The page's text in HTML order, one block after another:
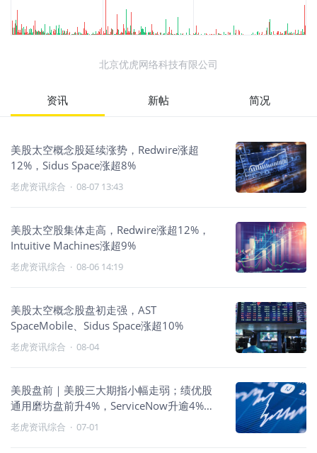
北京优虎网络科技有限公司
资讯 新帖 简况
美股太空概念股延续涨势，Redwire涨超
12%，Sidus Space涨超8%
老虎资讯综合 · 08-07 13:43
美股太空股集体走高，Redwire涨超12%，
Intuitive Machines涨超9%
老虎资讯综合 · 08-06 14:19
美股太空概念股盘初走强，AST
SpaceMobile、Sidus Space涨超10%
老虎资讯综合 · 08-04
美股盘前｜美股三大期指小幅走弱；绩优股
通用磨坊盘前升4%，ServiceNow升逾4%，
Shutterstock盘前暴跌 32%
老虎资讯综合 · 07-01